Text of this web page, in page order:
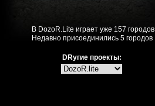
В DozoR.Lite играет уже 157 городов
Недавно присоединились 5 городов
DRугие проекты: